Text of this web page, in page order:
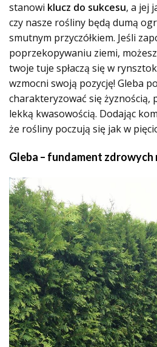
stanowi klucz do sukcesu, a jej
czy nasze rośliny będą dumą
smutnym przyczółkiem. Jeśli
poprzekopywaniu ziemi,
twoje tuje spłaczą się w
wzmocni swoją pozycję! Gleba
charakteryzować się żyznością,
lekką kwasowością. Dodając
że rośliny poczują się jak w
Gleba – fundament zdrowych